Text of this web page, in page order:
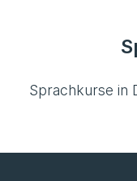
Sprachkurse in